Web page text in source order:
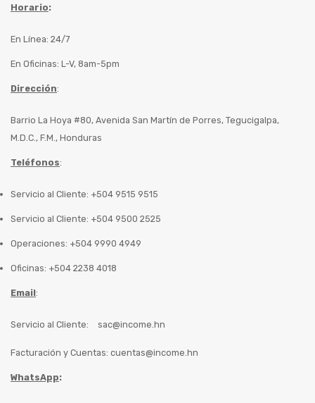
Horario:
En Línea: 24/7
En Oficinas: L-V, 8am-5pm
Dirección:
Barrio La Hoya #80, Avenida San Martín de Porres, Tegucigalpa,
M.D.C., F.M., Honduras
Teléfonos:
Servicio al Cliente: +504 9515 9515
Servicio al Cliente: +504 9500 2525
Operaciones: +504 9990 4949
Oficinas: +504 2238 4018
Email:
Servicio al Cliente: sac@income.hn
Facturación y Cuentas: cuentas@income.hn
WhatsApp: